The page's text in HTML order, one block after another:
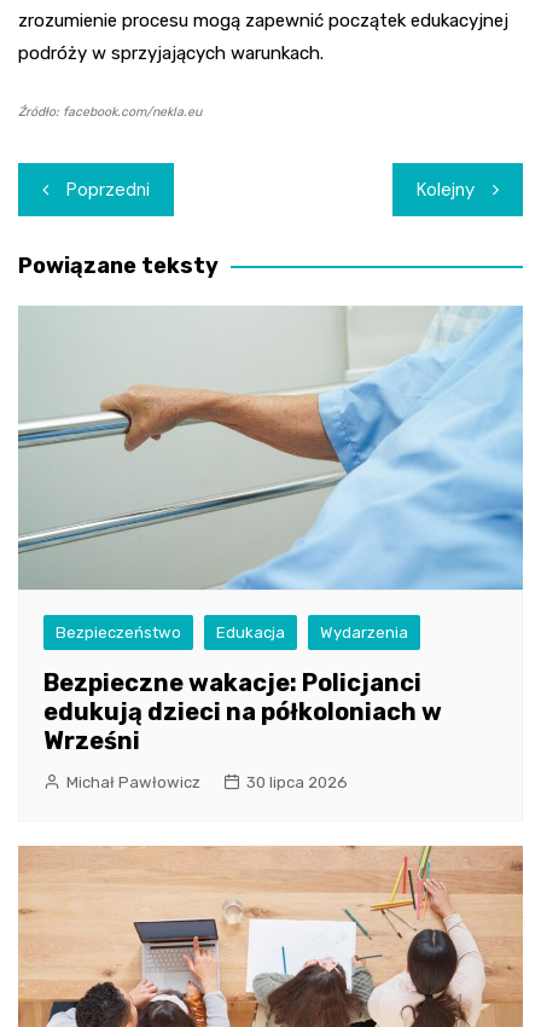
zrozumienie procesu mogą zapewnić początek edukacyjnej
podróży w sprzyjających warunkach.
Źródło: facebook.com/nekla.eu
Nawigacja
wpisu
Poprzedni Kolejny
Powiązane teksty
Bezpieczeństwo Edukacja Wydarzenia
Bezpieczne wakacje: Policjanci
edukują dzieci na półkoloniach w
Wrześni
Michał Pawłowicz 30 lipca 2026